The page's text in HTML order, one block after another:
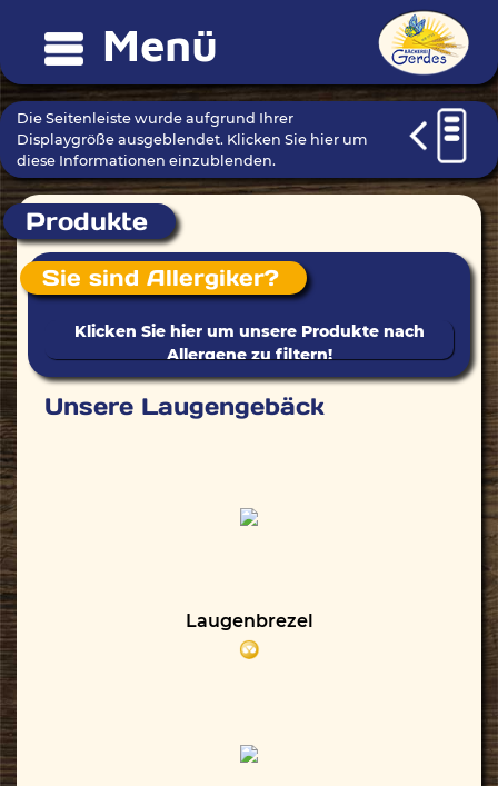
Menü
Die Seitenleiste wurde aufgrund Ihrer
Displaygröße ausgeblendet. Klicken Sie hier um
diese Informationen einzublenden.
Produkte
Sie sind Allergiker?
Unsere Laugengebäck
Laugenbrezel